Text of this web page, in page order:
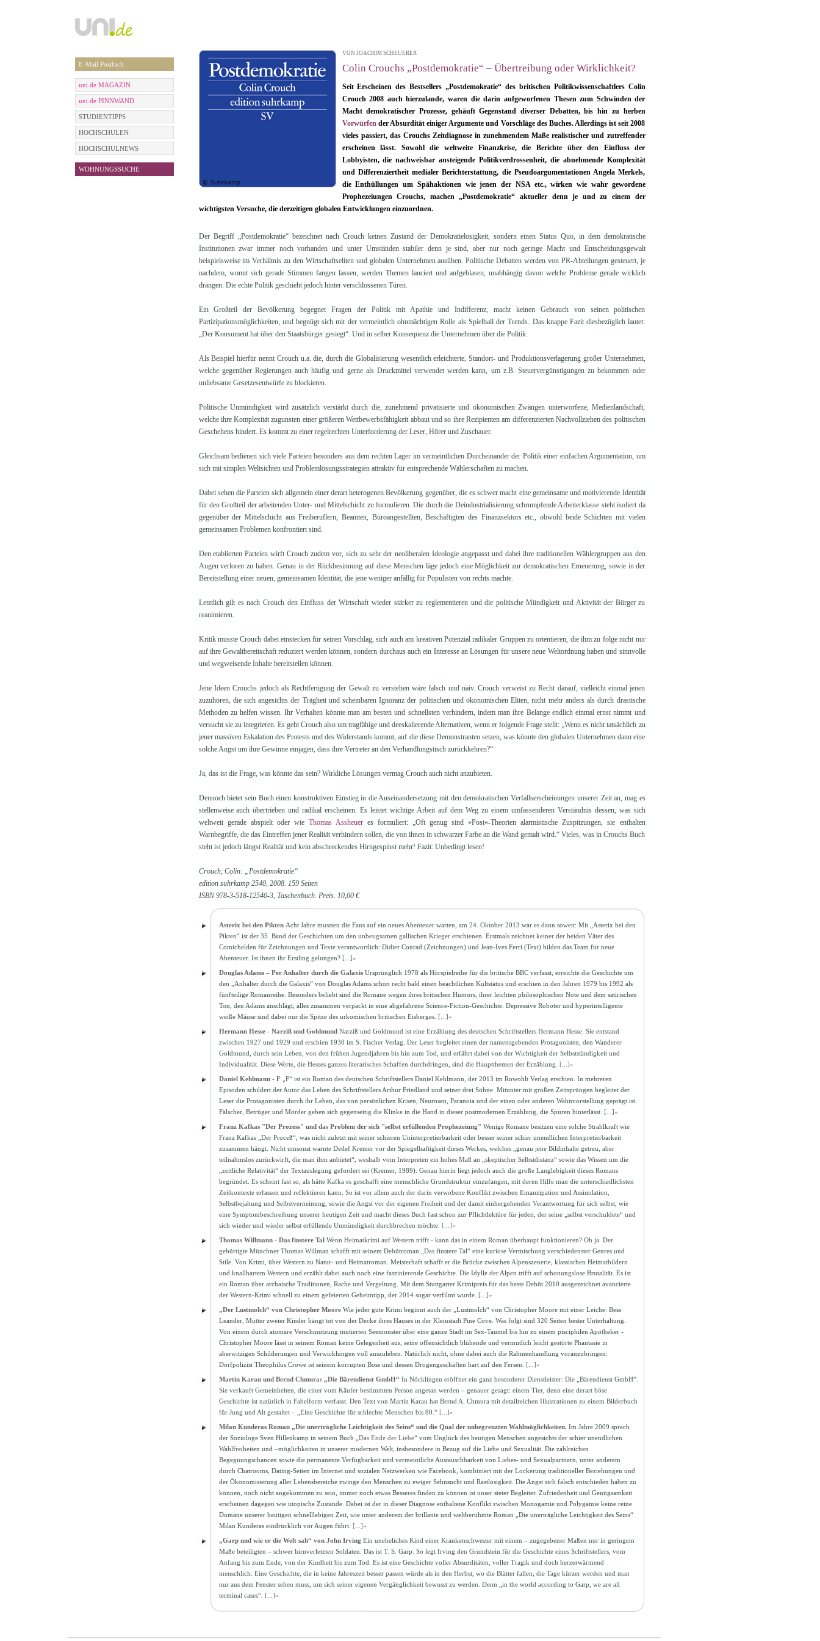
E-Mail Postfach
uni.de MAGAZIN
uni.de PINNWAND
STUDIENTIPPS
HOCHSCHULEN
HOCHSCHULNEWS
WOHNUNGSSUCHE
VON JOACHIM SCHEUERER| 02.11.2013 17:52
Colin Crouchs „Postdemokratie“ – Übertreibung oder Wirklichkeit?
Seit Erscheinen des Bestsellers „Postdemokratie“ des britischen Politikwissenschaftlers Colin
Crouch 2008 auch hierzulande, waren die darin aufgeworfenen Thesen zum Schwinden der
Macht demokratischer Prozesse, gehäuft Gegenstand diverser Debatten, bis hin zu herben
Vorwürfender Absurdität einiger Argumente und Vorschläge des Buches. Allerdings ist seit 2008
vieles passiert, das Crouchs Zeitdiagnose in zunehmendem Maße realistischer und zutreffender
erscheinen lässt. Sowohl die weltweite Finanzkrise, die Berichte über den Einfluss der
Lobbyisten, die nachweisbar ansteigende Politikverdrossenheit, die abnehmende Komplexität
und Differenziertheit medialer Berichterstattung, die Pseudoargumentationen Angela Merkels,
die Enthüllungen um Spähaktionen wie jenen der NSA etc., wirken wie wahr gewordene
Prophezeiungen Crouchs, machen „Postdemokratie“ aktueller denn je und zu einem der
wichtigsten Versuche, die derzeitigen globalen Entwicklungen einzuordnen.
Der Begriff „Postdemokratie“ bezeichnet nach Crouch keinen Zustand der Demokratielosigkeit, sondern einen Status Quo, in dem demokratische
Institutionen zwar immer noch vorhanden und unter Umständen stabiler denn je sind, aber nur noch geringe Macht und Entscheidungsgewalt
beispielsweise im Verhältnis zu den Wirtschaftseliten und globalen Unternehmen ausüben. Politische Debatten werden von PR-Abteilungen gesteuert, je
nachdem, womit sich gerade Stimmen fangen lassen, werden Themen lanciert und aufgeblasen, unabhängig davon welche Probleme gerade wirklich
drängen. Die echte Politik geschieht jedoch hinter verschlossenen Türen.
Ein Großteil der Bevölkerung begegnet Fragen der Politik mit Apathie und Indifferenz, macht keinen Gebrauch von seinen politischen
Partizipationsmöglichkeiten, und begnügt sich mit der vermeintlich ohnmächtigen Rolle als Spielball der Trends. Das knappe Fazit diesbezüglich lautet:
„Der Konsument hat über den Staatsbürger gesiegt“. Und in selber Konsequenz die Unternehmen über die Politik.
Als Beispiel hierfür nennt Crouch u.a. die, durch die Globalisierung wesentlich erleichterte, Standort- und Produktionsverlagerung großer Unternehmen,
welche gegenüber Regierungen auch häufig und gerne als Druckmittel verwendet werden kann, um z.B. Steuervergünstigungen zu bekommen oder
unliebsame Gesetzesentwürfe zu blockieren.
Politische Unmündigkeit wird zusätzlich verstärkt durch die, zunehmend privatisierte und ökonomischen Zwängen unterworfene, Medienlandschaft,
welche ihre Komplexität zugunsten einer größeren Wettbewerbsfähigkeit abbaut und so ihre Rezipienten am differenzierten Nachvollziehen des politischen
Geschehens hindert. Es kommt zu einer regelrechten Unterforderung der Leser, Hörer und Zuschauer.
Gleichsam bedienen sich viele Parteien besonders aus dem rechten Lager im vermeintlichen Durcheinander der Politik einer einfachen Argumentation, um
sich mit simplen Weltsichten und Problemlösungsstrategien attraktiv für entsprechende Wählerschaften zu machen.
Dabei sehen die Parteien sich allgemein einer derart heterogenen Bevölkerung gegenüber, die es schwer macht eine gemeinsame und motivierende Identität
für den Großteil der arbeitenden Unter- und Mittelschicht zu formulieren. Die durch die Deindustrialisierung schrumpfende Arbeiterklasse steht isoliert da
gegenüber der Mittelschicht aus Freiberuflern, Beamten, Büroangestellten, Beschäftigten des Finanzsektors etc., obwohl beide Schichten mit vielen
gemeinsamen Problemen konfrontiert sind.
Den etablierten Parteien wirft Crouch zudem vor, sich zu sehr der neoliberalen Ideologie angepasst und dabei ihre traditionellen Wählergruppen aus den
Augen verloren zu haben. Genau in der Rückbesinnung auf diese Menschen läge jedoch eine Möglichkeit zur demokratischen Erneuerung, sowie in der
Bereitstellung einer neuen, gemeinsamen Identität, die jene weniger anfällig für Populisten von rechts machte.
Letztlich gilt es nach Crouch den Einfluss der Wirtschaft wieder stärker zu reglementieren und die politische Mündigkeit und Aktivität der Bürger zu
reanimieren.
Kritik musste Crouch dabei einstecken für seinen Vorschlag, sich auch am kreativen Potenzial radikaler Gruppen zu orientieren, die ihm zu folge nicht nur
auf ihre Gewaltbereitschaft reduziert werden können, sondern durchaus auch ein Interesse an Lösungen für unsere neue Weltordnung haben und sinnvolle
und wegweisende Inhalte bereitstellen können.
Jene Ideen Crouchs jedoch als Rechtfertigung der Gewalt zu verstehen wäre falsch und naiv. Crouch verweist zu Recht darauf, vielleicht einmal jenen
zuzuhören, die sich angesichts der Trägheit und scheinbaren Ignoranz der politischen und ökonomischen Eliten, nicht mehr anders als durch drastische
Methoden zu helfen wissen. Ihr Verhalten könnte man am besten und schnellsten verhindern, indem man ihre Belange endlich einmal ernst nimmt und
versucht sie zu integrieren. Es geht Crouch also um tragfähige und deeskalierende Alternativen, wenn er folgende Frage stellt: „Wenn es nicht tatsächlich zu
jener massiven Eskalation des Protests und des Widerstands kommt, auf die diese Demonstranten setzen, was könnte den globalen Unternehmen dann eine
solche Angst um ihre Gewinne einjagen, dass ihre Vertreter an den Verhandlungstisch zurückkehren?“
Ja, das ist die Frage, was könnte das sein? Wirkliche Lösungen vermag Crouch auch nicht anzubieten.
Dennoch bietet sein Buch einen konstruktiven Einstieg in die Auseinandersetzung mit den demokratischen Verfallserscheinungen unserer Zeit an, mag es
stellenweise auch übertrieben und radikal erscheinen. Es leistet wichtige Arbeit auf dem Weg zu einem umfassenderen Verständnis dessen, was sich
weltweit gerade abspielt oder wie Thomas Assheueres formuliert: „Oft genug sind »Post«-Theorien alarmistische Zuspitzungen, sie enthalten
Warnbegriffe, die das Eintreffen jener Realität verhindern sollen, die von ihnen in schwarzer Farbe an die Wand gemalt wird.“ Vieles, was in Crouchs Buch
steht ist jedoch längst Realität und kein abschreckendes Hirngespinst mehr! Fazit: Unbedingt lesen!
Crouch, Colin: „Postdemokratie“
edition suhrkamp 2540, 2008. 159 Seiten
ISBN 978-3-518-12540-3, Taschenbuch. Preis. 10,00 €
Asterix bei den Pikten Acht Jahre mussten die Fans auf ein neues Abenteuer warten, am 24. Oktober 2013 war es dann soweit: Mit „Asterix bei den
Pikten“ ist der 35. Band der Geschichten um den unbeugsamen gallischen Krieger erschienen. Erstmals zeichnet keiner der beiden Väter des
Comichelden für Zeichnungen und Texte verantwortlich: Didier Conrad (Zeichnungen) und Jean-Ives Ferri (Text) bilden das Team für neue
Abenteuer. Ist ihnen ihr Erstling gelungen? [...]»
Douglas Adams – Per Anhalter durch die Galaxis Ursprünglich 1978 als Hörspielreihe für die britische BBC verfasst, erreichte die Geschichte um
den „Anhalter durch die Galaxis“ von Douglas Adams schon recht bald einen beachtlichen Kultstatus und erschien in den Jahren 1979 bis 1992 als
fünfteilige Romanreihe. Besonders beliebt sind die Romane wegen ihres britischen Humors, ihrer leichten philosophischen Note und dem satirischen
Ton, den Adams anschlägt, alles zusammen verpackt in eine abgefahrene Science-Fiction-Geschichte. Depressive Roboter und hyperintelligente
weiße Mäuse sind dabei nur die Spitze des urkomischen britischen Eisberges. [...]»
Hermann Hesse - Narziß und Goldmund Narziß und Goldmund ist eine Erzählung des deutschen Schriftstellers Hermann Hesse. Sie entstand
zwischen 1927 und 1929 und erschien 1930 im S. Fischer Verlag. Der Leser begleitet einen der namensgebenden Protagonisten, den Wanderer
Goldmund, durch sein Leben, von den frühen Jugendjahren bis hin zum Tod, und erfährt dabei von der Wichtigkeit der Selbstständigkeit und
Individualität. Diese Werte, die Hesses ganzes literarisches Schaffen durchdringen, sind die Hauptthemen der Erzählung. [...]»
Daniel Kehlmann - F
„F“ ist ein Roman des deutschen Schriftstellers Daniel Kehlmann, der 2013 im Rowohlt Verlag erschien. In mehreren
Episoden schildert der Autor das Leben des Schriftstellers Arthur Friedland und seiner drei Söhne. Mitunter mit großen Zeitsprüngen begleitet der
Leser die Protagonisten durch ihr Leben, das von persönlichen Krisen, Neurosen, Paranoia und der einen oder anderen Wahnvorstellung geprägt ist.
Fälscher, Betrüger und Mörder geben sich gegenseitig die Klinke in die Hand in dieser postmodernen Erzählung, die Spuren hinterlässt. [...]»
Franz Kafkas "Der Prozess" und das Problem der sich "selbst erfüllenden Prophezeiung" Wenige Romane besitzen eine solche Strahlkraft wie
Franz Kafkas „Der Proceß“, was nicht zuletzt mit seiner schieren Uninterpretierbarkeit oder besser seiner schier unendlichen Interpretierbarkeit
zusammen hängt. Nicht umsonst warnte Detlef Kremer vor der Spiegelhaftigkeit dieses Werkes, welches „genau jene Bildinhalte getreu, aber
teilnahmslos zurückwirft, die man ihm anbietet“, weshalb vom Interpreten ein hohes Maß an „skeptischer Selbstdistanz“ sowie das Wissen um die
„zeitliche Relativität“ der Textauslegung gefordert sei (Kremer, 1989). Genau hierin liegt jedoch auch die große Langlebigkeit dieses Romans
begründet. Es scheint fast so, als hätte Kafka es geschafft eine menschliche Grundstruktur einzufangen, mit deren Hilfe man die unterschiedlichsten
Zeitkontexte erfassen und reflektieren kann. So ist vor allem auch der darin verwobene Konflikt zwischen Emanzipation und Assimilation,
Selbstbejahung und Selbstverneinung, sowie die Angst vor der eigenen Freiheit und der damit einhergehenden Verantwortung für sich selbst, wie
eine Symptombeschreibung unserer heutigen Zeit und macht dieses Buch fast schon zur Pflichtlektüre für jeden, der seine „selbst verschuldete“ und
sich wieder und wieder selbst erfüllende Unmündigkeit durchbrechen möchte. [...]»
Thomas Willmann - Das finstere Tal Wenn Heimatkrimi auf Western trifft - kann das in einem Roman überhaupt funktionieren? Oh ja. Der
gebürtigte Münchner Thomas Willman schafft mit seinem Debütroman „Das finstere Tal“ eine kuriose Vermischung verschiedenster Genres und
Stile. Von Krimi, über Western zu Natur- und Heimatroman. Meisterhaft schafft er die Brücke zwischen Alpenszenerie, klassischen Heimatbildern
und knallhartem Western und erzählt dabei auch noch eine faszinierende Geschichte. Die Idylle der Alpen trifft auf schonungslose Brutalität. Es ist
ein Roman über archaische Traditionen, Rache und Vergeltung. Mit dem Stuttgarter Krimipreis für das beste Debüt 2010 ausgezeichnet avancierte
der Western-Krimi schnell zu einem gefeierten Geheimtipp, der 2014 sogar verfilmt wurde. [...]»
„Der Lustmolch“ von Christopher Moore Wie jeder gute Krimi beginnt auch der „Lustmolch“ von Christopher Moore mit einer Leiche: Bess
Leander, Mutter zweier Kinder hängt tot von der Decke ihres Hauses in der Kleinstadt Pine Cove. Was folgt sind 320 Seiten bester Unterhaltung.
Von einem durch atomare Verschmutzung mutierten Seemonster über eine ganze Stadt im Sex-Taumel bis hin zu einem pisciphilen Apotheker -
Christopher Moore lässt in seinem Roman keine Gelegenheit aus, seine offensichtlich blühende und vermutlich leicht gestörte Phantasie in
aberwitzigen Schilderungen und Verwicklungen voll auszuleben. Natürlich nicht, ohne dabei auch die Rahmenhandlung voranzubringen:
Dorfpolizist Theophilus Crowe ist seinem korrupten Boss und dessen Drogengeschäften hart auf den Fersen. [...]»
Martin Karau und Bernd Chmura: „Die Bärendienst GmbH“ In Nöcklingen eröffnet ein ganz besonderer Dienstleister: Die „Bärendienst GmbH“.
Sie verkauft Gemeinheiten, die einer vom Käufer bestimmten Person angetan werden – genauer gesagt: einem Tier, denn eine derart böse
Geschichte ist natürlich in Fabelform verfasst. Den Text von Martin Karau hat Bernd A. Chmura mit detailreichen Illustrationen zu einem Bilderbuch
für Jung und Alt gestaltet – „Eine Geschichte für schlechte Menschen bis 80.“ [...]»
Milan Kunderas Roman „Die unerträgliche Leichtigkeit des Seins“ und die Qual der unbegrenzten Wahlmöglichkeiten. Im Jahre 2009 sprach
der Soziologe Sven Hillenkamp in seinem Buch „ Das Ende der Liebe“ vom Unglück des heutigen Menschen angesichts der schier unendlichen
Wahlfreiheiten und –möglichkeiten in unserer modernen Welt, insbesondere in Bezug auf die Liebe und Sexualität. Die zahlreichen
Begegnungschancen sowie die permanente Verfügbarkeit und vermeintliche Austauschbarkeit von Liebes- und Sexualpartnern, unter anderem
durch Chatrooms, Dating-Seiten im Internet und sozialen Netzwerken wie Facebook, kombiniert mit der Lockerung traditioneller Beziehungen und
der Ökonomisierung aller Lebensbereiche zwinge den Menschen zu ewiger Sehnsucht und Rastlosigkeit. Die Angst sich falsch entschieden haben zu
können, noch nicht angekommen zu sein, immer noch etwas Besseres finden zu können ist unser steter Begleiter. Zufriedenheit und Genügsamkeit
erscheinen dagegen wie utopische Zustände. Dabei ist der in dieser Diagnose enthaltene Konflikt zwischen Monogamie und Polygamie keine reine
Domäne unserer heutigen schnelllebigen Zeit, wie unter anderem der brillante und weltberühmte Roman „Die unerträgliche Leichtigkeit des Seins“
Milan Kunderas eindrücklich vor Augen führt. [...]»
„Garp und wie er die Welt sah“ von John Irving Ein uneheliches Kind einer Krankenschwester mit einem – zugegebener Maßen nur in geringem
Maße beteiligten – schwer hirnverletzten Soldaten: Das ist T. S. Garp. So legt Irving den Grundstein für die Geschichte eines Schriftstellers, vom
Anfang bis zum Ende, von der Kindheit bis zum Tod. Es ist eine Geschichte voller Absurditäten, voller Tragik und doch herzerwärmend
menschlich. Eine Geschichte, die in keine Jahreszeit besser passen würde als in den Herbst, wo die Blätter fallen, die Tage kürzer werden und man
nur aus dem Fenster sehen muss, um sich seiner eigenen Vergänglichkeit bewusst zu werden. Denn „in the world according to Garp, we are all
terminal cases“. [...]»